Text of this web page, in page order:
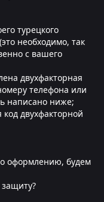
турецкого
необходимо, так
с вашего
двухфакторная
телефона или
написано ниже;
двухфакторной
оформлению, будем